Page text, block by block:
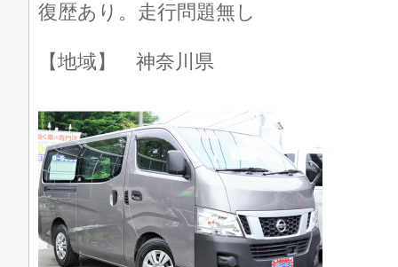
復歴あり。走行問題無し
【地域】 神奈川県